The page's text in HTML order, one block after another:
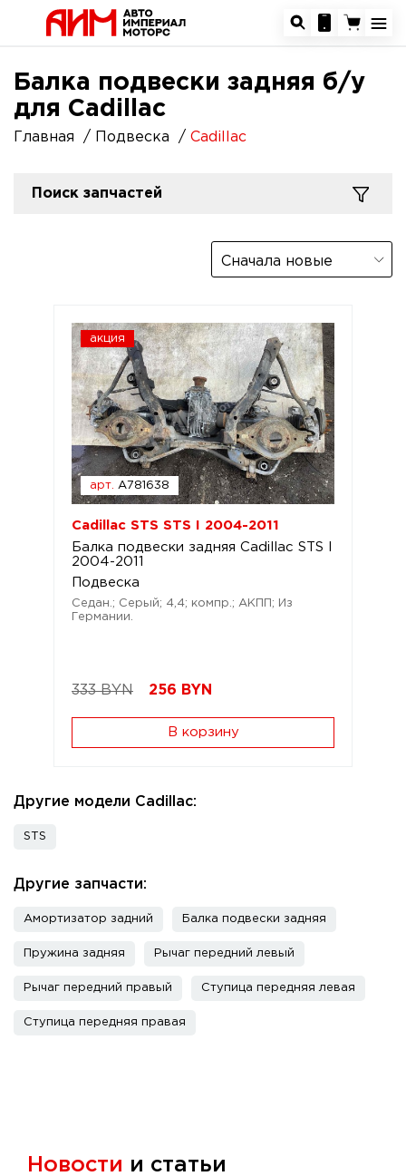
Балка подвески задняя б/у
для Cadillac
Главная Подвеска Cadillac
Поиск запчастей
Сначала новые
акция
арт. A781638
Cadillac STS STS I 2004-2011
Балка подвески задняя Cadillac STS I
2004-2011
Подвеска
Седан.; Серый; 4,4; компр.; АКПП; Из
Германии.
333 BYN 256 BYN
В корзину
Другие модели Cadillac:
STS
Другие запчасти:
Амортизатор задний Балка подвески задняя
Пружина задняя Рычаг передний левый
Рычаг передний правый Ступица передняя левая
Ступица передняя правая
Новости и статьи